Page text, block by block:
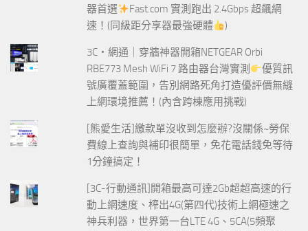
器首選
Fast.com 實測跑出 2.4Gbps 超飆網
速！(同級距分享器最強硬體
)
3C‧網通｜穿牆神器開箱NETGEAR Orbi
RBE773 Mesh WiFi 7 路由器台灣實測
優質訊
號廣覆蓋範圍，告別網路死角打造優評價無縫
上網環境推薦！(內含跨棟應用挑戰)
[熊愛生活]繳款單沒收到怎麼辦?沒關係~勞保
費線上查詢與補印很簡單，免花電話錢免等待
1分鐘搞定！
[3C-行動通訊]開箱最高可達2Gb超超高速的行
動上網速度、榨出4G(第四代)技術上網極速之
神兵利器，世界第一台LTE 4G、5CA(5頻聚